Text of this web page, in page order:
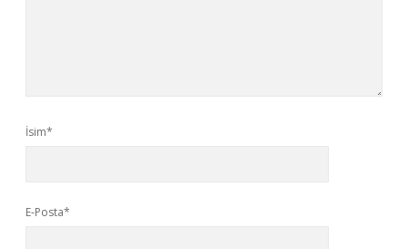
İsim*
E-Posta*